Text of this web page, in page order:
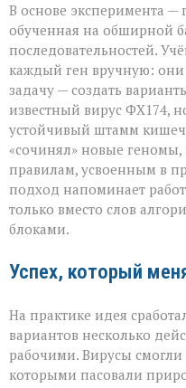
В основе эксперимента —
обученная на обширной
последовательностей.
каждый ген вручную: они
задачу — создать
известный вирус ФХ174,
устойчивый штамм
«сочинял» новые
правилам, усвоенным в
подход напоминает
только вместо слов
блоками.
Успех, который
На практике идея
вариантов несколько
рабочими. Вирусы смогли
которыми пасовали